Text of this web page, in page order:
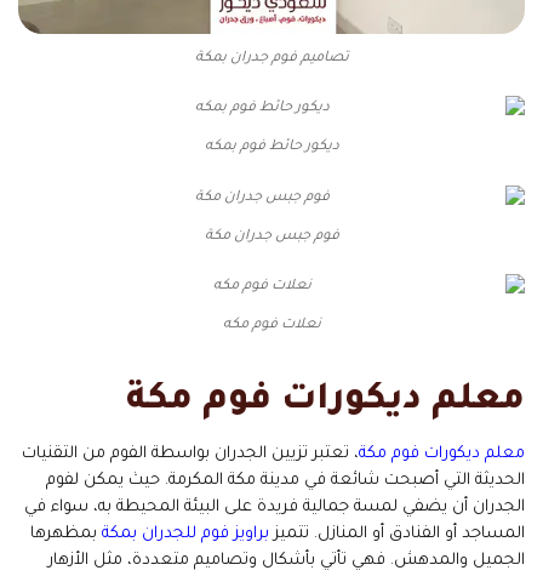
تصاميم فوم جدران بمكة
ديكور حائط فوم بمكه
فوم جبس جدران مكة
نعلات فوم مكه
معلم ديكورات فوم مكة
معلم ديكورات فوم مكة، تعتبر تزيين الجدران بواسطة الفوم من التقنيات
الحديثة التي أصبحت شائعة في مدينة مكة المكرمة. حيث يمكن لفوم
الجدران أن يضفي لمسة جمالية فريدة على البيئة المحيطة به، سواء في
المساجد أو الفنادق أو المنازل. تتميز براويز فوم للجدران بمكة بمظهرها
الجميل والمدهش. فهي تأتي بأشكال وتصاميم متعددة، مثل الأزهار